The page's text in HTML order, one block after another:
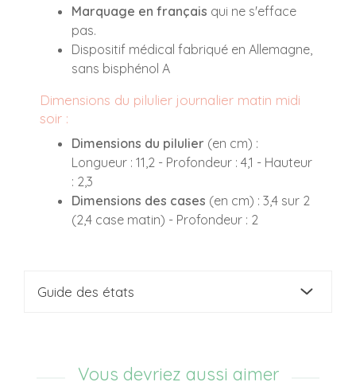
Marquage en français qui ne s'efface
pas.
Dispositif médical fabriqué en Allemagne,
sans bisphénol A
Dimensions du pilulier journalier matin midi
soir :
Dimensions du pilulier (en cm) :
Longueur : 11,2 - Profondeur : 4,1 - Hauteur
: 2,3
Dimensions des cases (en cm) : 3,4 sur 2
(2,4 case matin) - Profondeur : 2
Guide des états
Vous devriez aussi aimer